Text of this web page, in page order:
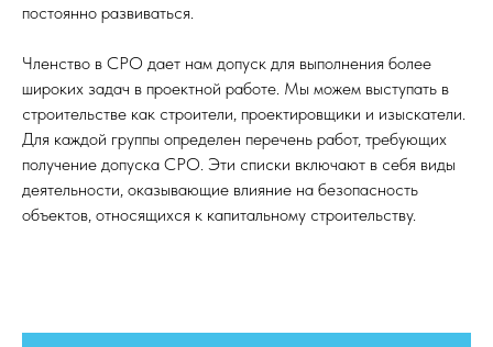
постоянно развиваться.
Членство в СРО дает нам допуск для выполнения более
широких задач в проектной работе. Мы можем выступать в
строительстве как строители, проектировщики и изыскатели.
Для каждой группы определен перечень работ, требующих
получение допуска СРО. Эти списки включают в себя виды
деятельности, оказывающие влияние на безопасность
объектов, относящихся к капитальному строительству.